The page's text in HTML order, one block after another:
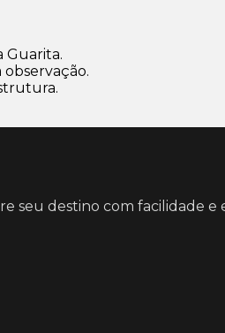
Guarita.
observação.
seu destino com facilidade e